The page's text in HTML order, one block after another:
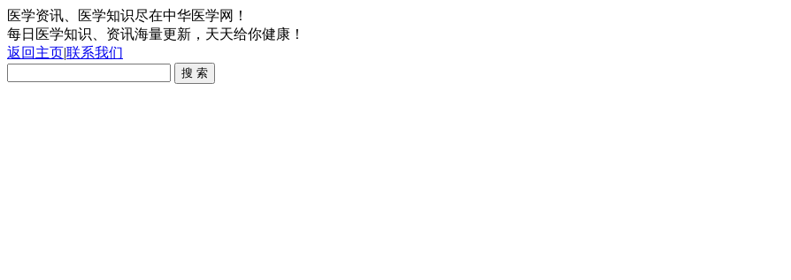
医学资讯、医学知识尽在中华医学网！
每日医学知识、资讯海量更新，天天给你健康！
返回主页|联系我们